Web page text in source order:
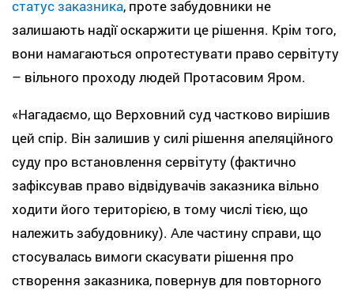
статус заказника, проте забудовники не
залишають надії оскаржити це рішення. Крім того,
вони намагаються опротестувати право сервітуту
– вільного проходу людей Протасовим Яром.
«Нагадаємо, що Верховний суд частково вирішив
цей спір. Він залишив у силі рішення апеляційного
суду про встановлення сервітуту (фактично
зафіксував право відвідувачів заказника вільно
ходити його територією, в тому числі тією, що
належить забудовнику). Але частину справи, що
стосувалась вимоги скасувати рішення про
створення заказника, повернув для повторного